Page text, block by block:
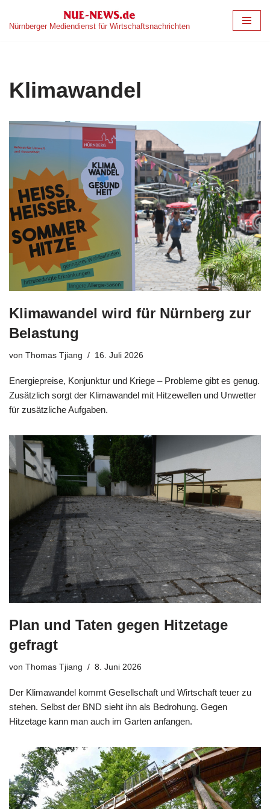
Zum
Nürnberger Mediendienst für Wirtschaftsnachrichten
Klimawandel
Klimawandel wird für Nürnberg zur
Belastung
von Thomas Tjiang 16. Juli 2026
Energiepreise, Konjunktur und Kriege – Probleme gibt es genug.
Zusätzlich sorgt der Klimawandel mit Hitzewellen und Unwetter
für zusätzliche Aufgaben.
Plan und Taten gegen Hitzetage
gefragt
von Thomas Tjiang 8. Juni 2026
Der Klimawandel kommt Gesellschaft und Wirtschaft teuer zu
stehen. Selbst der BND sieht ihn als Bedrohung. Gegen
Hitzetage kann man auch im Garten anfangen.